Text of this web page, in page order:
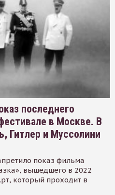
последнего
в Москве. В
Гитлер и Муссолини
показ фильма
вышедшего в 2022
который проходит в